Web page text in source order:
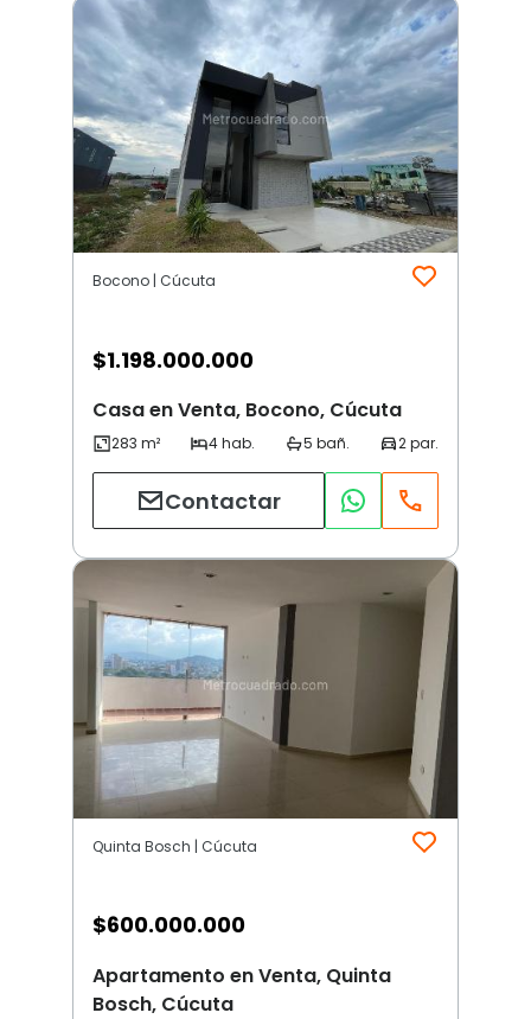
Bocono | Cúcuta
$1.198.000.000
Casa en Venta, Bocono, Cúcuta
Contactar
Quinta Bosch | Cúcuta
$600.000.000
Apartamento en Venta, Quinta
Bosch, Cúcuta